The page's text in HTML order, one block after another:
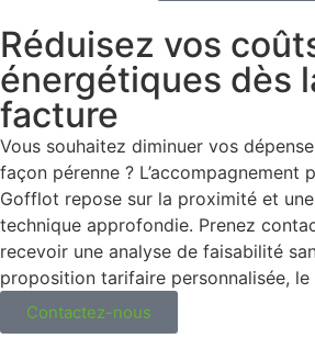
Réduisez vos
énergétiques dès
facture
Vous souhaitez diminuer vos
façon pérenne ? L’accompagnement
Gofflot repose sur la proximité et
technique approfondie. Prenez
recevoir une analyse de faisabilité
proposition tarifaire personnalisée,
Contactez-nous